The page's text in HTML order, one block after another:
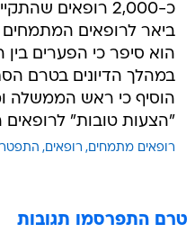
כ-2,000 רופאים
ביאר לרופאים
הוא סיפר כי הפערים
במהלך הדיונים בטרם
הוסיף כי ראש הממשלה
"הצעות טובות"
רופאים מתמחים רופאים
טרם התפרסמו תגובות